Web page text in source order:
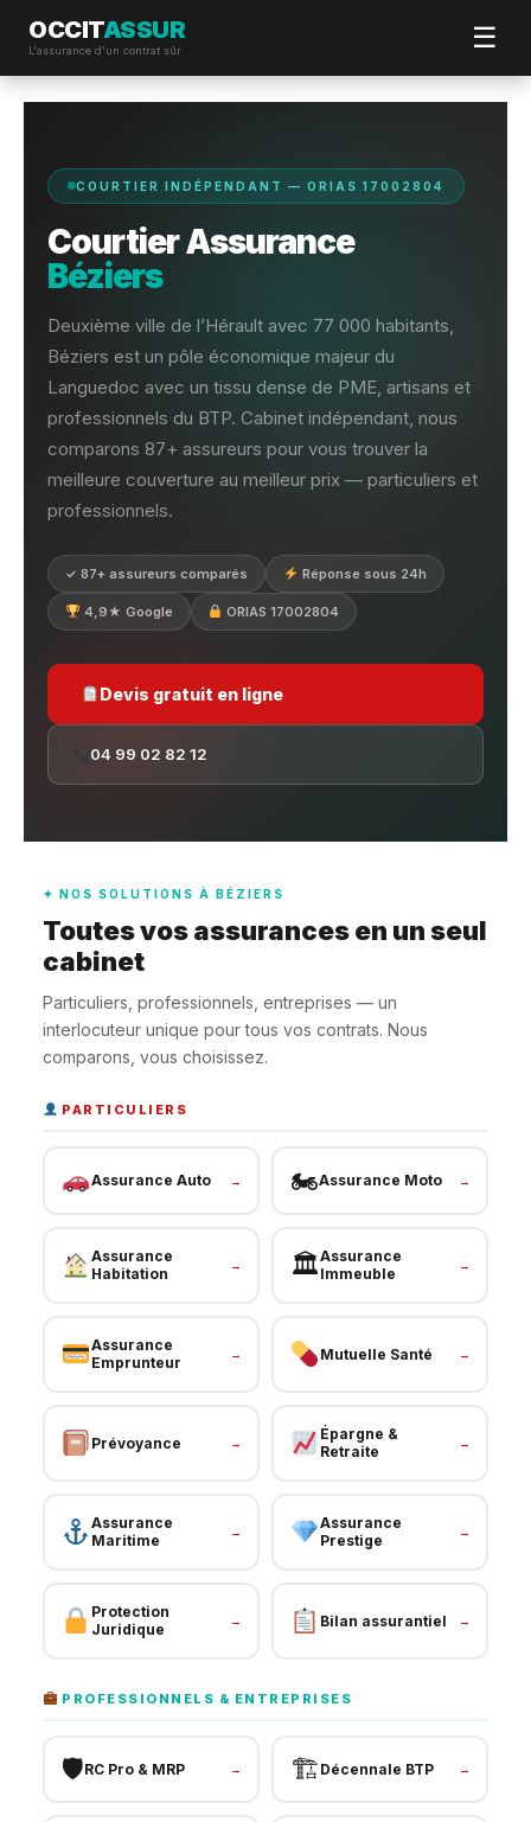
OCCITASSUR
L'assurance d'un contrat sûr ☰
Aller
COURTIER INDÉPENDANT — ORIAS 17002804
Courtier Assurance
Béziers
Deuxième ville de l’Hérault avec 77 000 habitants,
Béziers est un pôle économique majeur du
Languedoc avec un tissu dense de PME, artisans et
professionnels du BTP. Cabinet indépendant, nous
comparons 87+ assureurs pour vous trouver la
meilleure couverture au meilleur prix — particuliers et
professionnels.
✓ 87+ assureurs comparés Réponse sous 24h
4,9★ Google ORIAS 17002804
Devis gratuit en ligne
04 99 02 82 12
✦ NOS SOLUTIONS À BÉZIERS
Toutes vos assurances en un seul
cabinet
Particuliers, professionnels, entreprises — un
interlocuteur unique pour tous vos contrats. Nous
comparons, vous choisissez.
PARTICULIERS
Assurance Auto → 🏍Assurance Moto →
Assurance
Habitation
→ 🏛Assurance
Immeuble
→
Assurance
Emprunteur
→ Mutuelle Santé →
Prévoyance →
Épargne &
Retraite
→
Assurance
Maritime
→
Assurance
Prestige
→
Protection
Juridique
→ Bilan assurantiel →
PROFESSIONNELS & ENTREPRISES
🛡RC Pro & MRP → 🏗 Décennale BTP →